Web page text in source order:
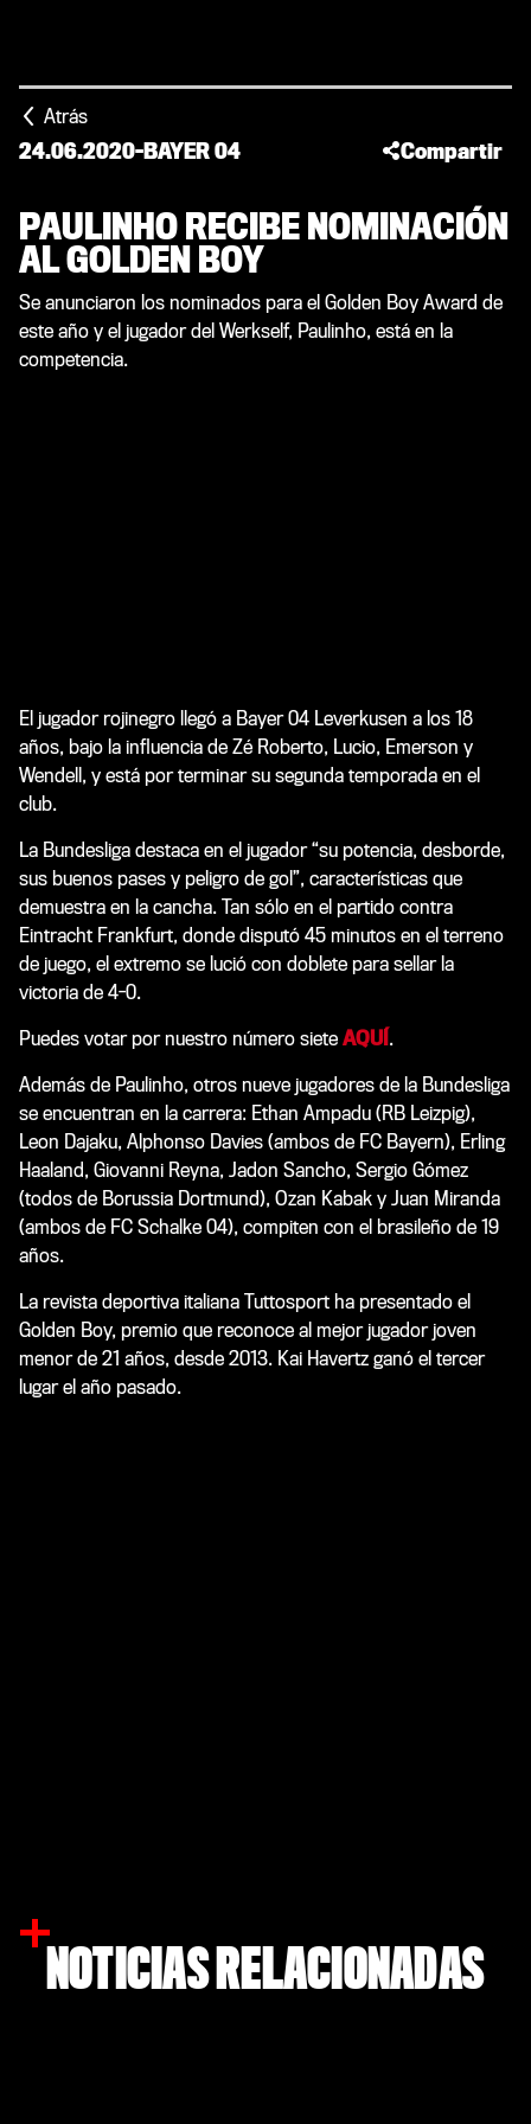
Atrás
24.06.2020-BAYER 04 Compartir
PAULINHO RECIBE NOMINACIÓN
AL GOLDEN BOY
Se anunciaron los nominados para el Golden Boy Award de
este año y el jugador del Werkself, Paulinho, está en la
competencia.
El jugador rojinegro llegó a Bayer 04 Leverkusen a los 18
años, bajo la influencia de Zé Roberto, Lucio, Emerson y
Wendell, y está por terminar su segunda temporada en el
club.
La Bundesliga destaca en el jugador “su potencia, desborde,
sus buenos pases y peligro de gol”, características que
demuestra en la cancha. Tan sólo en el partido contra
Eintracht Frankfurt, donde disputó 45 minutos en el terreno
de juego, el extremo se lució con doblete para sellar la
victoria de 4-0.
Puedes votar por nuestro número siete AQUÍ .
Además de Paulinho, otros nueve jugadores de la Bundesliga
se encuentran en la carrera: Ethan Ampadu (RB Leizpig),
Leon Dajaku, Alphonso Davies (ambos de FC Bayern), Erling
Haaland, Giovanni Reyna, Jadon Sancho, Sergio Gómez
(todos de Borussia Dortmund), Ozan Kabak y Juan Miranda
(ambos de FC Schalke 04), compiten con el brasileño de 19
años.
La revista deportiva italiana Tuttosport ha presentado el
Golden Boy, premio que reconoce al mejor jugador joven
menor de 21 años, desde 2013. Kai Havertz ganó el tercer
lugar el año pasado.
NOTICIAS RELACIONADAS